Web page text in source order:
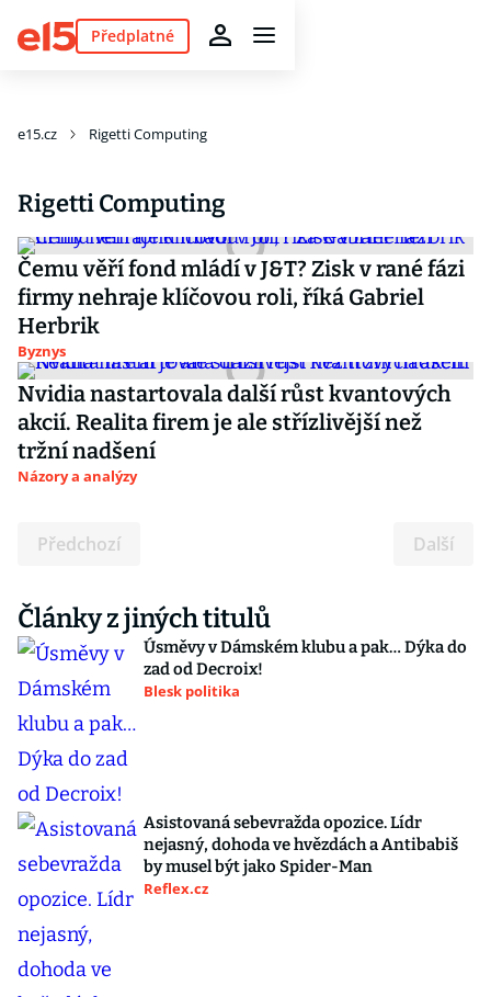
Předplatné
e15.cz Rigetti Computing
Rigetti Computing
Čemu věří fond mládí v J&T? Zisk v rané fázi
firmy nehraje klíčovou roli, říká Gabriel
Herbrik
Byznys
Nvidia nastartovala další růst kvantových
akcií. Realita firem je ale střízlivější než
tržní nadšení
Názory a analýzy
Předchozí Další
Články z jiných titulů
Úsměvy v Dámském klubu a pak… Dýka do
zad od Decroix!
Blesk politika
Asistovaná sebevražda opozice. Lídr
nejasný, dohoda ve hvězdách a Antibabiš
by musel být jako Spider-Man
Reflex.cz